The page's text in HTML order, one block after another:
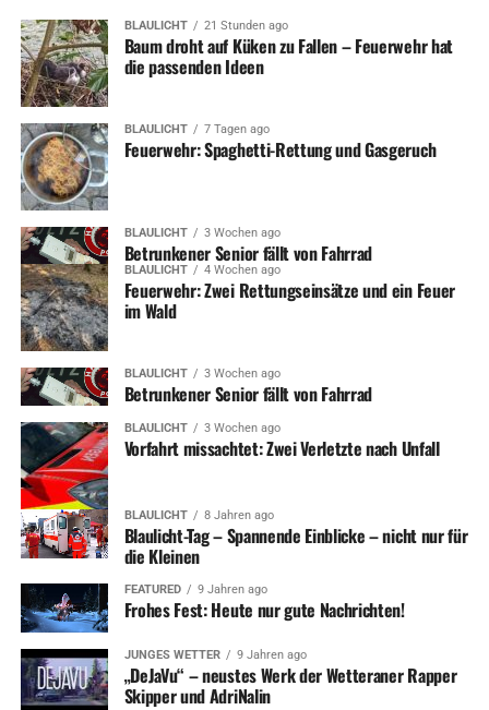
BLAULICHT 21 Stunden ago
Baum droht auf Küken zu Fallen – Feuerwehr hat
die passenden Ideen
BLAULICHT 7 Tagen ago
Feuerwehr: Spaghetti-Rettung und Gasgeruch
BLAULICHT 3 Wochen ago
Betrunkener Senior fällt von Fahrrad
BLAULICHT 4 Wochen ago
Feuerwehr: Zwei Rettungseinsätze und ein Feuer
im Wald
BLAULICHT 3 Wochen ago
Betrunkener Senior fällt von Fahrrad
BLAULICHT 3 Wochen ago
Vorfahrt missachtet: Zwei Verletzte nach Unfall
BLAULICHT 8 Jahren ago
Blaulicht-Tag – Spannende Einblicke – nicht nur für
die Kleinen
FEATURED 9 Jahren ago
Frohes Fest: Heute nur gute Nachrichten!
JUNGES WETTER 9 Jahren ago
„DeJaVu“ – neustes Werk der Wetteraner Rapper
Skipper und AdriNalin